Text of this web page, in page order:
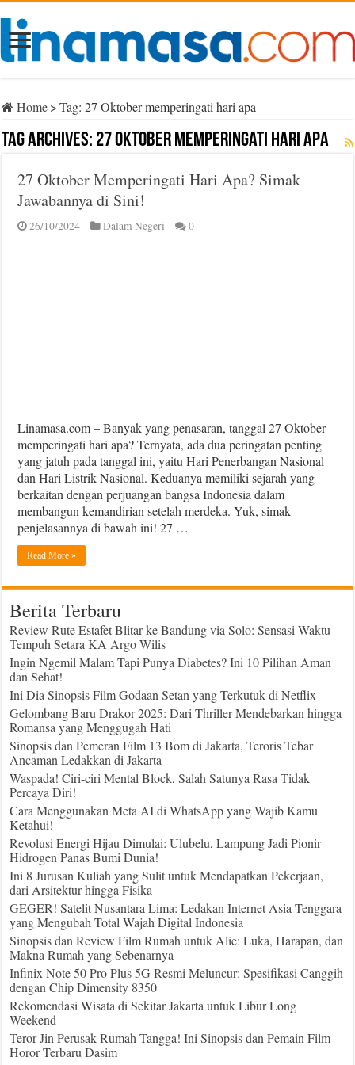
Home> Tag:27 Oktober memperingati hari apa
Tag Archives: 27 Oktober memperingati hari apa
27 Oktober Memperingati Hari Apa? Simak
Jawabannya di Sini!
26/10/2024 Dalam Negeri 0
Linamasa.com – Banyak yang penasaran, tanggal 27 Oktober
memperingati hari apa? Ternyata, ada dua peringatan penting
yang jatuh pada tanggal ini, yaitu Hari Penerbangan Nasional
dan Hari Listrik Nasional. Keduanya memiliki sejarah yang
berkaitan dengan perjuangan bangsa Indonesia dalam
membangun kemandirian setelah merdeka. Yuk, simak
penjelasannya di bawah ini! 27 …
Read More »
Berita Terbaru
Review Rute Estafet Blitar ke Bandung via Solo: Sensasi Waktu
Tempuh Setara KA Argo Wilis
Ingin Ngemil Malam Tapi Punya Diabetes? Ini 10 Pilihan Aman
dan Sehat!
Ini Dia Sinopsis Film Godaan Setan yang Terkutuk di Netflix
Gelombang Baru Drakor 2025: Dari Thriller Mendebarkan hingga
Romansa yang Menggugah Hati
Sinopsis dan Pemeran Film 13 Bom di Jakarta, Teroris Tebar
Ancaman Ledakkan di Jakarta
Waspada! Ciri-ciri Mental Block, Salah Satunya Rasa Tidak
Percaya Diri!
Cara Menggunakan Meta AI di WhatsApp yang Wajib Kamu
Ketahui!
Revolusi Energi Hijau Dimulai: Ulubelu, Lampung Jadi Pionir
Hidrogen Panas Bumi Dunia!
Ini 8 Jurusan Kuliah yang Sulit untuk Mendapatkan Pekerjaan,
dari Arsitektur hingga Fisika
GEGER! Satelit Nusantara Lima: Ledakan Internet Asia Tenggara
yang Mengubah Total Wajah Digital Indonesia
Sinopsis dan Review Film Rumah untuk Alie: Luka, Harapan, dan
Makna Rumah yang Sebenarnya
Infinix Note 50 Pro Plus 5G Resmi Meluncur: Spesifikasi Canggih
dengan Chip Dimensity 8350
Rekomendasi Wisata di Sekitar Jakarta untuk Libur Long
Weekend
Teror Jin Perusak Rumah Tangga! Ini Sinopsis dan Pemain Film
Horor Terbaru Dasim